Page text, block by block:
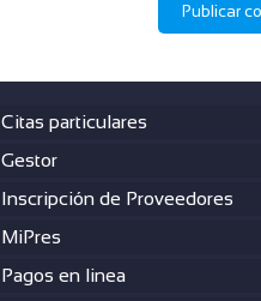
Citas particulares
Gestor
Inscripción de Proveedores
MiPres
Pagos en linea